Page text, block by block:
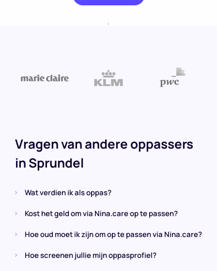
.
Vragen van andere oppassers
in Sprundel
Wat verdien ik als oppas?
Kost het geld om via Nina.care op te passen?
Hoe oud moet ik zijn om op te passen via Nina.care?
Hoe screenen jullie mijn oppasprofiel?